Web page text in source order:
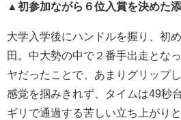
▲初参加ながら６位入賞を決めた
大学入学後にハンドルを握り、初
田。中大勢の中で２番手出走とな
ヤだったことで、あまりグリップ
感覚を掴みきれず、タイムは49秒
ギリで通過する苦しい立ち上がりと